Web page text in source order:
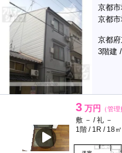
京都
京都
京都
3階建
3 万円 （管
敷 － / 礼 －
1階 / 1R / 18㎡